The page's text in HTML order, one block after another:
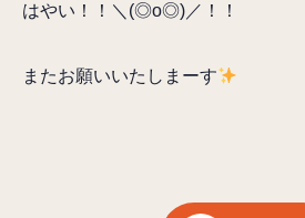
はやい！！＼(◎o◎)／！！
またお願いいたしまーす